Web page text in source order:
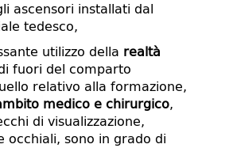
ascensori installati dal
tedesco,
utilizzo della realtà
fuori del comparto
relativo alla formazione,
medico e chirurgico,
di visualizzazione,
occhiali, sono in grado di